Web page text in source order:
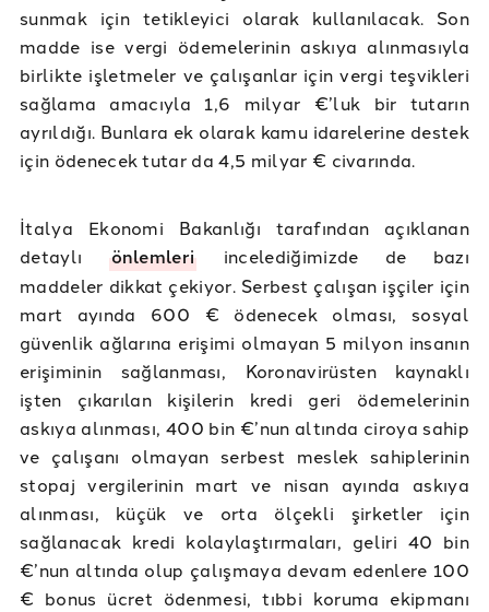
sunmak için tetikleyici olarak kullanılacak. Son
madde ise vergi ödemelerinin askıya alınmasıyla
birlikte işletmeler ve çalışanlar için vergi teşvikleri
sağlama amacıyla 1,6 milyar €’luk bir tutarın
ayrıldığı. Bunlara ek olarak kamu idarelerine destek
için ödenecek tutar da 4,5 milyar € civarında.
İtalya Ekonomi Bakanlığı tarafından açıklanan
detaylı önlemleri incelediğimizde de bazı
maddeler dikkat çekiyor. Serbest çalışan işçiler için
mart ayında 600 € ödenecek olması, sosyal
güvenlik ağlarına erişimi olmayan 5 milyon insanın
erişiminin sağlanması, Koronavirüsten kaynaklı
işten çıkarılan kişilerin kredi geri ödemelerinin
askıya alınması, 400 bin €’nun altında ciroya sahip
ve çalışanı olmayan serbest meslek sahiplerinin
stopaj vergilerinin mart ve nisan ayında askıya
alınması, küçük ve orta ölçekli şirketler için
sağlanacak kredi kolaylaştırmaları, geliri 40 bin
€’nun altında olup çalışmaya devam edenlere 100
€ bonus ücret ödenmesi, tıbbi koruma ekipmanı